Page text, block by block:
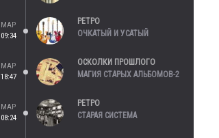
МАР
09:34
РЕТРО
ОЧКАТЫЙ И УСАТЫЙ
МАР
18:47
ОСКОЛКИ ПРОШЛОГО
МАГИЯ СТАРЫХ АЛЬБОМОВ-2
МАР
08:24
РЕТРО
СТАРАЯ СИСТЕМА